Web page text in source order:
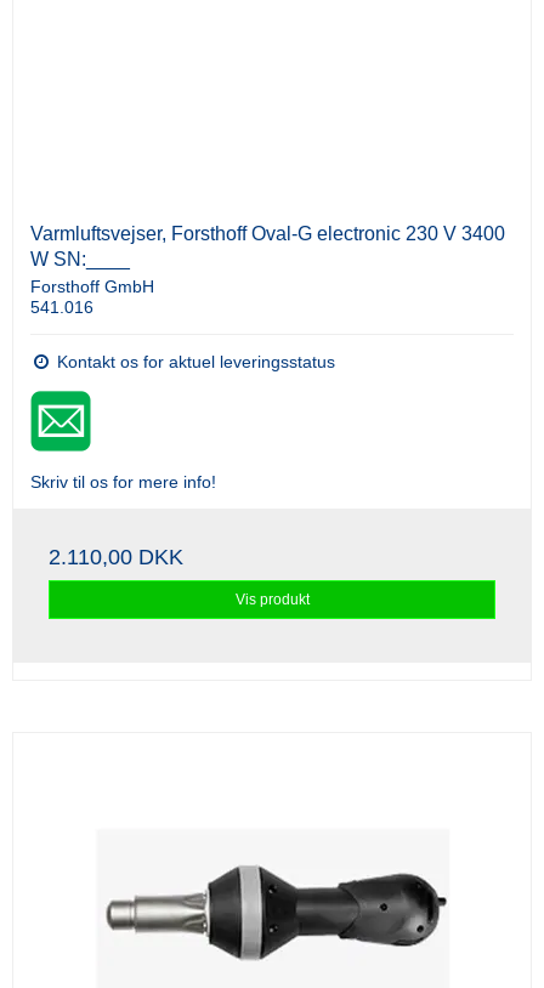
Varmluftsvejser, Forsthoff Oval-G electronic 230 V 3400
W SN:____
Forsthoff GmbH
541.016
Kontakt os for aktuel leveringsstatus
Skriv til os for mere info!
2.110,00 DKK
Vis produkt